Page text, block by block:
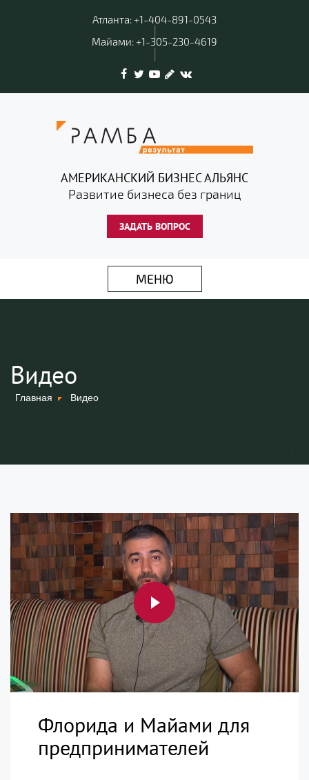
Атланта: +1-404-891-0543
|
Майами: +1-305-230-4619
|
АМЕРИКАНСКИЙ БИЗНЕС АЛЬЯНС
Развитие бизнеса без границ
ЗАДАТЬ ВОПРОС
МЕНЮ
Видео
Главная Видео
Флорида и Майами для
предпринимателей